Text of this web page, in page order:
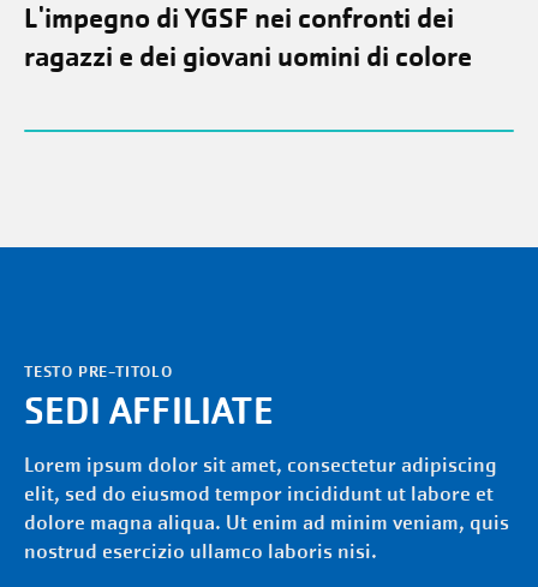
L'impegno di YGSF nei confronti dei
ragazzi e dei giovani uomini di colore
TESTO PRE-TITOLO
SEDI AFFILIATE
Lorem ipsum dolor sit amet, consectetur adipiscing
elit, sed do eiusmod tempor incididunt ut labore et
dolore magna aliqua. Ut enim ad minim veniam, quis
nostrud esercizio ullamco laboris nisi.